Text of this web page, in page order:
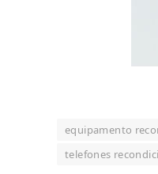
equipamento
telefones